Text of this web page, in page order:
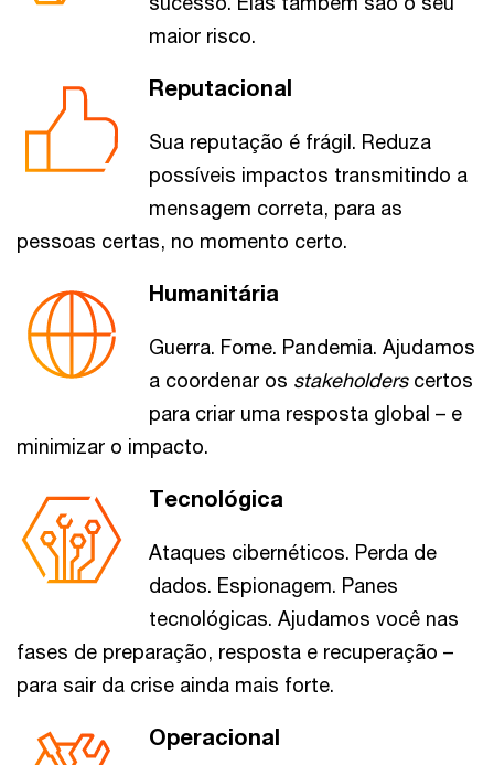
maior risco.
Reputacional
Sua reputação é frágil. Reduza
possíveis impactos transmitindo a
mensagem correta, para as
pessoas certas, no momento certo.
Humanitária
Guerra. Fome. Pandemia. Ajudamos
a coordenar os stakeholders certos
para criar uma resposta global – e
minimizar o impacto.
Tecnológica
Ataques cibernéticos. Perda de
dados. Espionagem. Panes
tecnológicas. Ajudamos você nas
fases de preparação, resposta e recuperação –
para sair da crise ainda mais forte.
Operacional